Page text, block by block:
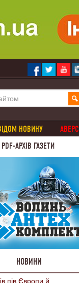
НОВИНУ
АВЕРС
PDF-АРХІВ ГАЗЕТИ
НОВИНИ
пів Європи й